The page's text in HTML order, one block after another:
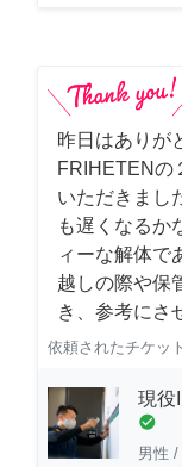
昨日はありが
FRIHETENの
いただきまし
も遅くなるか
ィーな解体で
越しの際や保
き、参考にさ
依頼されたチケット
現役
check_circle
男性 /